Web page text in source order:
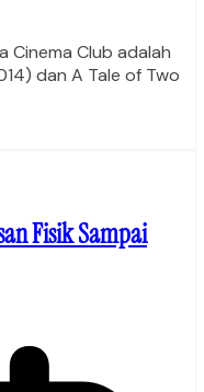
Cinema Club adalah
dan A Tale of Two
Fisik Sampai